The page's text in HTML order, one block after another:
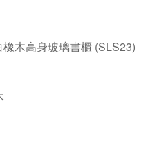
木高身玻璃書櫃 (SLS23)